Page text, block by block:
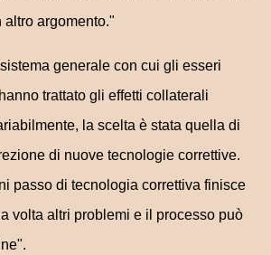
argomento."
generale con cui gli esseri
trattato gli effetti collaterali
la scelta è stata quella di
di nuove tecnologie correttive.
passo di tecnologia correttiva finisce
volta altri problemi e il processo può